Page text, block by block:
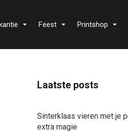
Feest Printshop
Laatste posts
Sinterklaas vieren met je
extra magie